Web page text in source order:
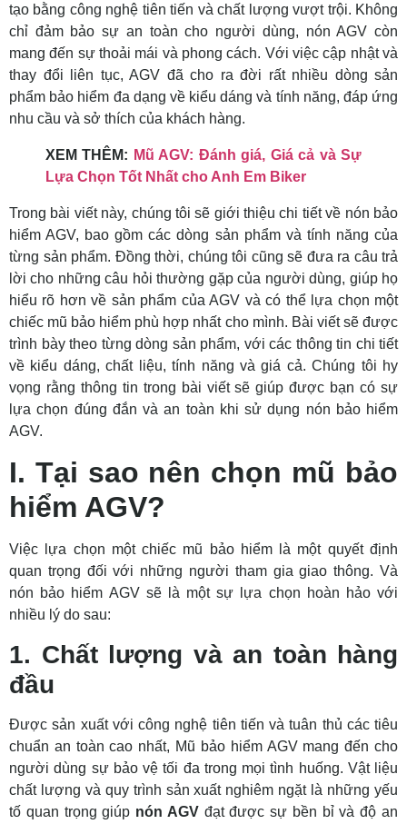
tạo bằng công nghệ tiên tiến và chất lượng vượt trội. Không
chỉ đảm bảo sự an toàn cho người dùng, nón AGV còn
mang đến sự thoải mái và phong cách. Với việc cập nhật và
thay đổi liên tục, AGV đã cho ra đời rất nhiều dòng sản
phẩm bảo hiểm đa dạng về kiểu dáng và tính năng, đáp ứng
nhu cầu và sở thích của khách hàng.
XEM THÊM: Mũ AGV: Đánh giá, Giá cả và Sự
Lựa Chọn Tốt Nhất cho Anh Em Biker
Trong bài viết này, chúng tôi sẽ giới thiệu chi tiết về nón bảo
hiểm AGV, bao gồm các dòng sản phẩm và tính năng của
từng sản phẩm. Đồng thời, chúng tôi cũng sẽ đưa ra câu trả
lời cho những câu hỏi thường gặp của người dùng, giúp họ
hiểu rõ hơn về sản phẩm của AGV và có thể lựa chọn một
chiếc mũ bảo hiểm phù hợp nhất cho mình. Bài viết sẽ được
trình bày theo từng dòng sản phẩm, với các thông tin chi tiết
về kiểu dáng, chất liệu, tính năng và giá cả. Chúng tôi hy
vọng rằng thông tin trong bài viết sẽ giúp được bạn có sự
lựa chọn đúng đắn và an toàn khi sử dụng nón bảo hiểm
AGV.
I. Tại sao nên chọn mũ bảo
hiểm AGV?
Việc lựa chọn một chiếc mũ bảo hiểm là một quyết định
quan trọng đối với những người tham gia giao thông. Và
nón bảo hiểm AGV sẽ là một sự lựa chọn hoàn hảo với
nhiều lý do sau:
1. Chất lượng và an toàn hàng
đầu
Được sản xuất với công nghệ tiên tiến và tuân thủ các tiêu
chuẩn an toàn cao nhất, Mũ bảo hiểm AGV mang đến cho
người dùng sự bảo vệ tối đa trong mọi tình huống. Vật liệu
chất lượng và quy trình sản xuất nghiêm ngặt là những yếu
tố quan trọng giúp nón AGVđạt được sự bền bỉ và độ an